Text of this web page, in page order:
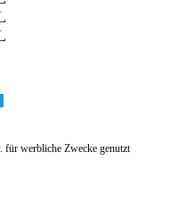
für werbliche Zwecke genutzt